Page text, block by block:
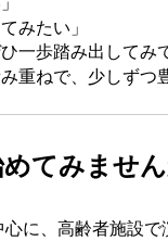
みたい」
一歩踏み出してみ
重ねで、少しずつ
てみませ
に、高齢者施設